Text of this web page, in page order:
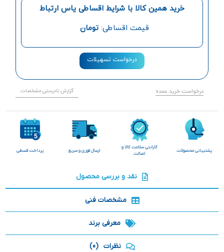
خرید همین کالا با شرایط اقساطی یاس ارتباط
قیمت اقساطی: تومان
درخواست تسهیلات
درخواست خرید عمده گزارش نادرستی مشخصات
پشتیبانی محصولات
گارانتی سلامت کالا و
اصالت
ارسال فوری و سریع پرداخت قسطی
نقد و بررسی محصول
مشخصات فنی
معرفی برند
نظرات (0)